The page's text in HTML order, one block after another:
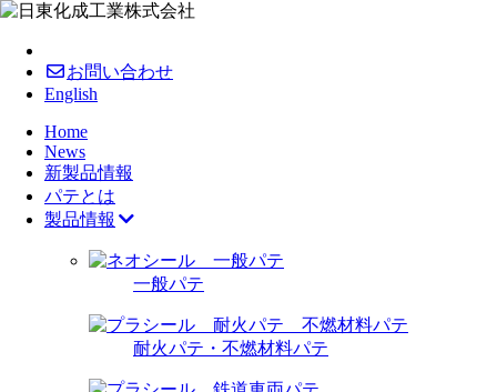
お問い合わせ
English
Home
News
新製品情報
パテとは
製品情報
一般パテ
耐火パテ・不燃材料パテ